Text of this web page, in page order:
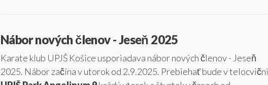
Nábor nových členov - Jeseň 2025
Karate klub UPJŠ Košice usporiadava nábor nových členov - Jeseň
2025. Nábor začína v utorok od 2.9.2025. Prebiehať bude v telocvični